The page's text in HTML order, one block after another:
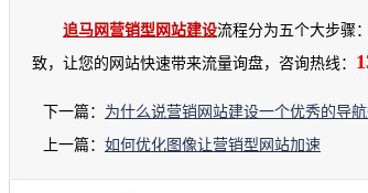
追马网营销型网站建设流程分为五个大步骤
致，让您的网站快速带来流量询盘，咨询热线：
下一篇： 为什么说营销网站建设一个优秀的导
上一篇： 如何优化图像让营销型网站加速